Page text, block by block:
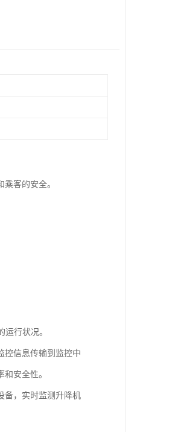
客的安全。
行状况。
控信息传输到监控中
安全性。
备，实时监测升降机